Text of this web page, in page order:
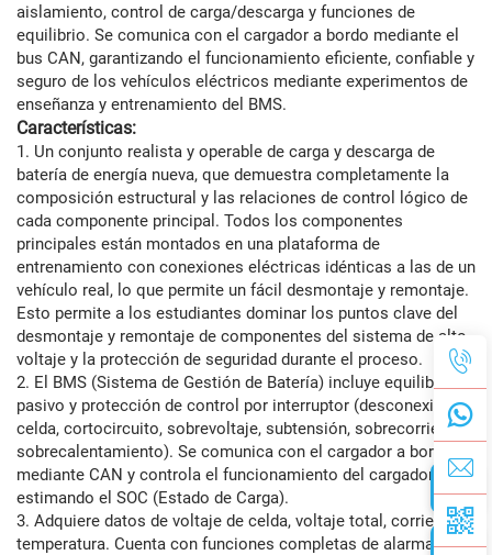
aislamiento, control de carga/descarga y funciones de
equilibrio. Se comunica con el cargador a bordo mediante el
bus CAN, garantizando el funcionamiento eficiente, confiable y
seguro de los vehículos eléctricos mediante experimentos de
enseñanza y entrenamiento del BMS.
Características:
1. Un conjunto realista y operable de carga y descarga de
batería de energía nueva, que demuestra completamente la
composición estructural y las relaciones de control lógico de
cada componente principal. Todos los componentes
principales están montados en una plataforma de
entrenamiento con conexiones eléctricas idénticas a las de un
vehículo real, lo que permite un fácil desmontaje y remontaje.
Esto permite a los estudiantes dominar los puntos clave del
desmontaje y remontaje de componentes del sistema de alto
voltaje y la protección de seguridad durante el proceso.
2. El BMS (Sistema de Gestión de Batería) incluye equilibrio
pasivo y protección de control por interruptor (desconexión de
celda, cortocircuito, sobrevoltaje, subtensión, sobrecorriente y
sobrecalentamiento). Se comunica con el cargador a bordo
mediante CAN y controla el funcionamiento del cargador,
estimando el SOC (Estado de Carga).
3. Adquiere datos de voltaje de celda, voltaje total, corriente y
temperatura. Cuenta con funciones completas de alarma de